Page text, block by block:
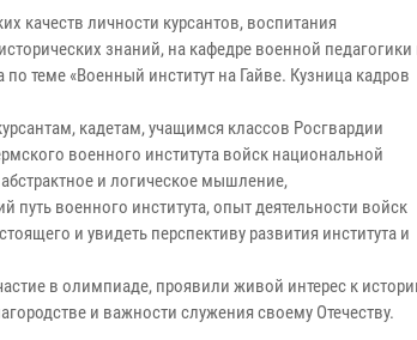
качеств личности курсантов, воспитания
знаний, на кафедре военной педагогики
теме «Военный институт на Гайве. Кузница кадров
кадетам, учащимся классов Росгвардии
военного института войск национальной
и логическое мышление,
путь военного института, опыт деятельности войск
и увидеть перспективу развития института и
в олимпиаде, проявили живой интерес к
и важности служения своему Отечеству.